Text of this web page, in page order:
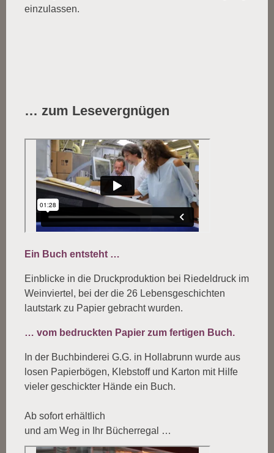
einzulassen.
… zum Lesevergnügen
Ein Buch entsteht …
Einblicke in die Druckproduktion bei Riedeldruck im
Weinviertel, bei der die 26 Lebensgeschichten
lautstark zu Papier gebracht wurden.
… vom bedruckten Papier zum fertigen Buch.
In der Buchbinderei G.G. in Hollabrunn wurde aus
losen Papierbögen, Klebstoff und Karton mit Hilfe
vieler geschickter Hände ein Buch.
Ab sofort erhältlich
und am Weg in Ihr Bücherregal …